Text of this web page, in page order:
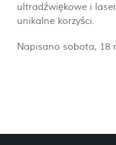
ultradźwiękowe i
unikalne korzyści.
Napisano sobota, 18